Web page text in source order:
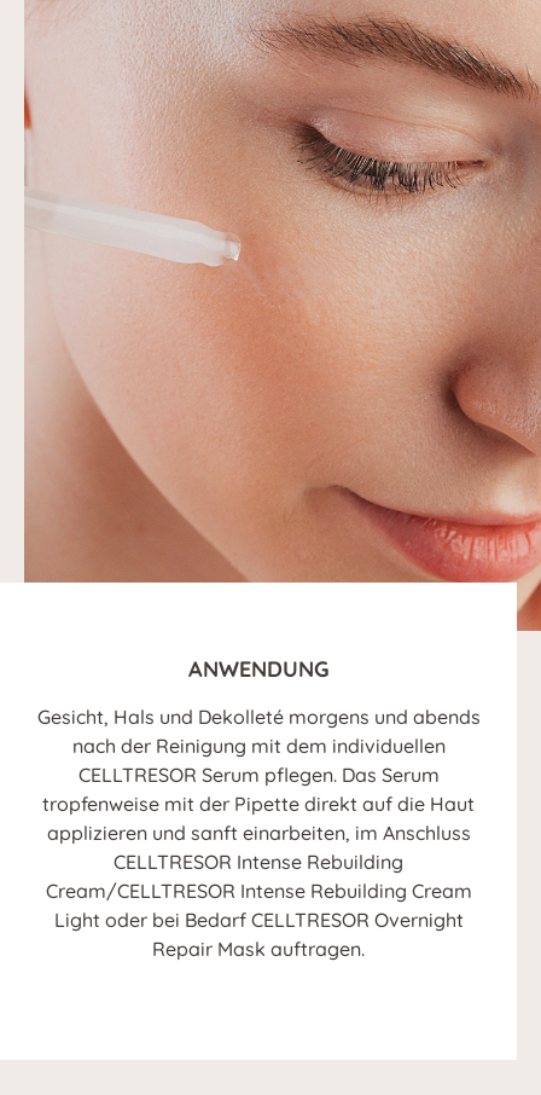
ANWENDUNG
Gesicht, Hals und Dekolleté morgens und abends
nach der Reinigung mit dem individuellen
CELLTRESOR Serum pflegen. Das Serum
tropfenweise mit der Pipette direkt auf die Haut
applizieren und sanft einarbeiten, im Anschluss
CELLTRESOR Intense Rebuilding
Cream/CELLTRESOR Intense Rebuilding Cream
Light oder bei Bedarf CELLTRESOR Overnight
Repair Mask auftragen.